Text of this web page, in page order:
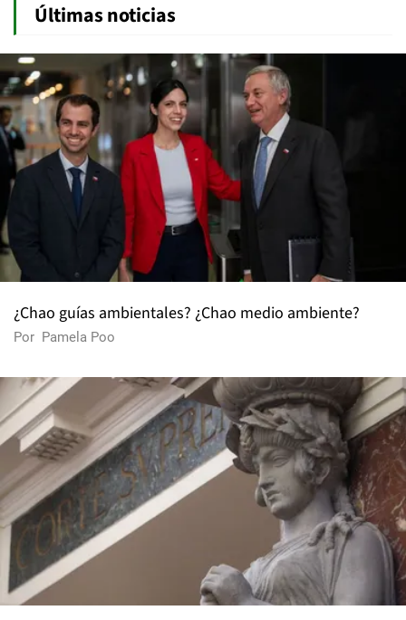
Últimas noticias
¿Chao guías ambientales? ¿Chao medio ambiente?
Por Pamela Poo